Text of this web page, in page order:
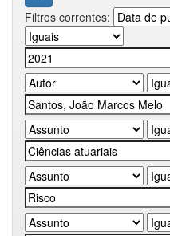
Filtros correntes: